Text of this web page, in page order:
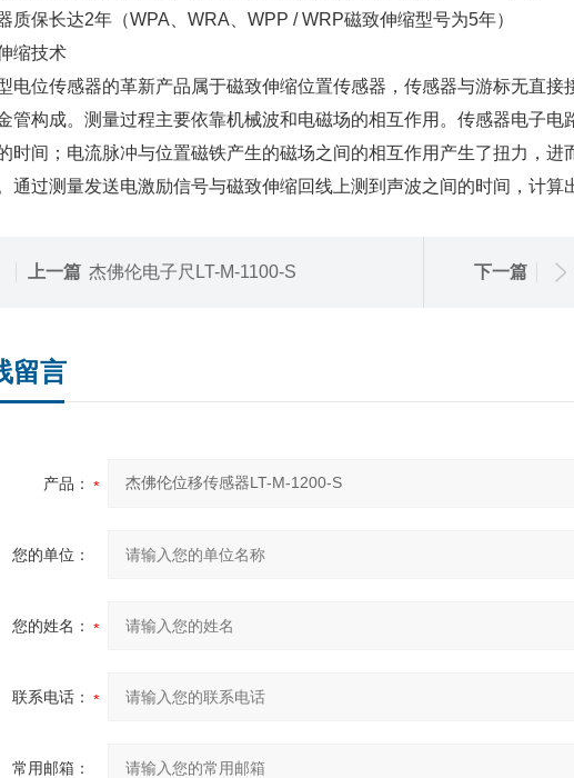
质保长达2年（WPA、WRA、WPP / WRP磁致伸缩型号为5年）
缩技术
电位传感器的革新产品属于磁致伸缩位置传感器，传感器与游标无直
管构成。测量过程主要依靠机械波和电磁场的相互作用。传感器电子
时间；电流脉冲与位置磁铁产生的磁场之间的相互作用产生了扭力，进
通过测量发送电激励信号与磁致伸缩回线上测到声波之间的时间，计算
上一篇 杰佛伦电子尺LT-M-1100-S 下一篇
留言
产品：
您的单位：
您的姓名：
联系电话：
常用邮箱：